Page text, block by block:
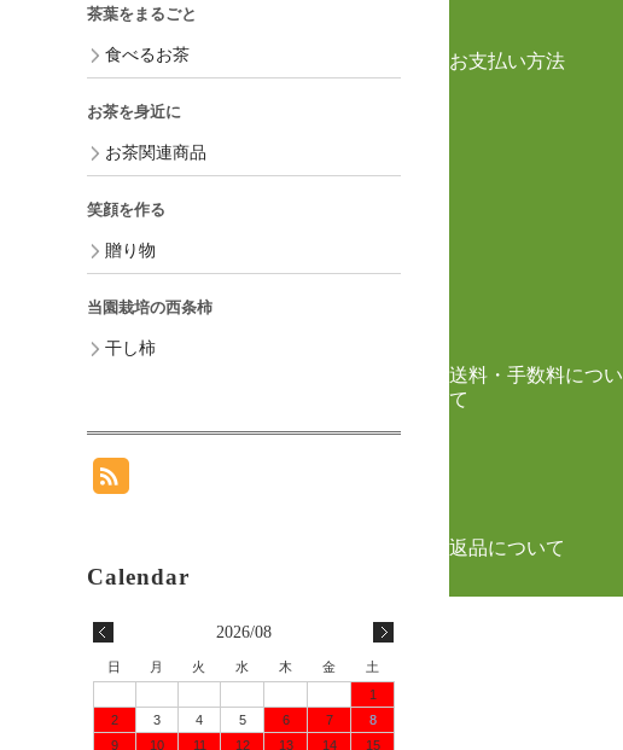
お支払い方法
送料・手数料につい
て
返品について
茶葉をまるごと
食べるお茶
お茶を身近に
お茶関連商品
笑顔を作る
贈り物
当園栽培の西条柿
干し柿
2026/08
日 月 火 水 木 金
土
1
2
3 4 5 6 7
8
9
10 11 12 13 14 15